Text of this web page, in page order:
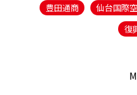
豊田通商
仙台国際
復